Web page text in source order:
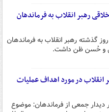
رهبر انقلاب به فرماندهان
گذشته رهبر انقلاب به فرماندهان
و حُسن ظن داشت.
انقلاب در مورد اهداف عملیات
دیدار جمعی از فرماندهان: موضوع